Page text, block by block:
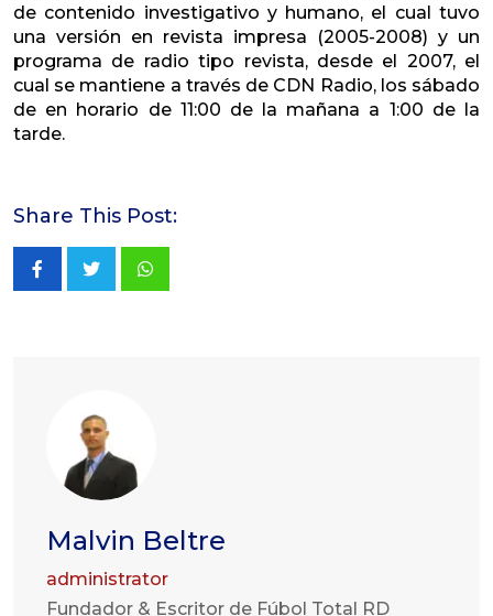
de contenido investigativo y humano, el cual tuvo
una versión en revista impresa (2005-2008) y un
programa de radio tipo revista, desde el 2007, el
cual se mantiene a través de CDN Radio, los sábado
de en horario de 11:00 de la mañana a 1:00 de la
tarde.
Share This Post:
Whatsapp
Malvin Beltre
administrator
Fundador & Escritor de Fúbol Total RD